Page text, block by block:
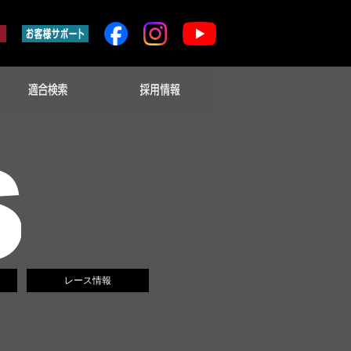
レース情報